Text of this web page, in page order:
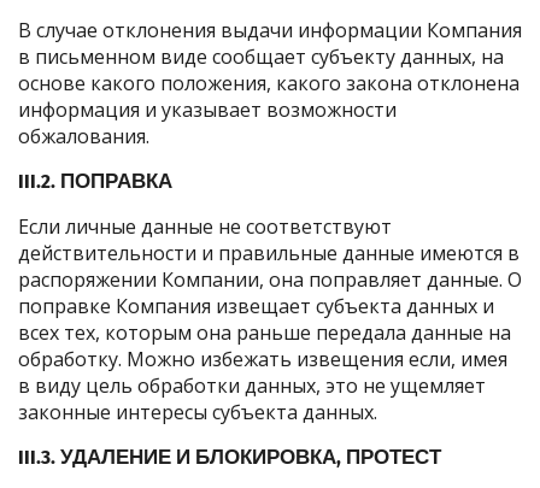
В случае отклонения выдачи информации Компания
в письменном виде сообщает субъекту данных, на
основе какого положения, какого закона отклонена
информация и указывает возможности
обжалования.
III.2. ПОПРАВКА
Если личные данные не соответствуют
действительности и правильные данные имеются в
распоряжении Компании, она поправляет данные. О
поправке Компания извещает субъекта данных и
всех тех, которым она раньше передала данные на
обработку. Можно избежать извещения если, имея
в виду цель обработки данных, это не ущемляет
законные интересы субъекта данных.
III.3. УДАЛЕНИЕ И БЛОКИРОВКА, ПРОТЕСТ